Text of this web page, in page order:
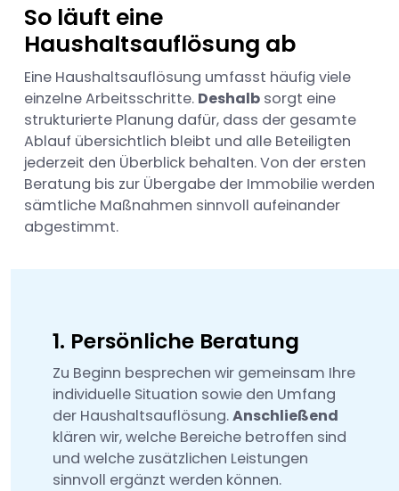
So läuft eine
Haushaltsauflösung ab
Eine Haushaltsauflösung umfasst häufig viele
einzelne Arbeitsschritte. Deshalb sorgt eine
strukturierte Planung dafür, dass der gesamte
Ablauf übersichtlich bleibt und alle Beteiligten
jederzeit den Überblick behalten. Von der ersten
Beratung bis zur Übergabe der Immobilie werden
sämtliche Maßnahmen sinnvoll aufeinander
abgestimmt.
1. Persönliche Beratung
Zu Beginn besprechen wir gemeinsam Ihre
individuelle Situation sowie den Umfang
der Haushaltsauflösung.Anschließend
klären wir, welche Bereiche betroffen sind
und welche zusätzlichen Leistungen
sinnvoll ergänzt werden können.